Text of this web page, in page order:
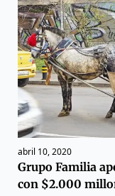
abril 10, 2020
Grupo Familia
con $2.000